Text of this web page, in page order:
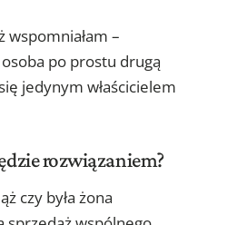
wspomniałam –
po prostu drugą
jedynym właścicielem
rozwiązaniem?
czy była żona